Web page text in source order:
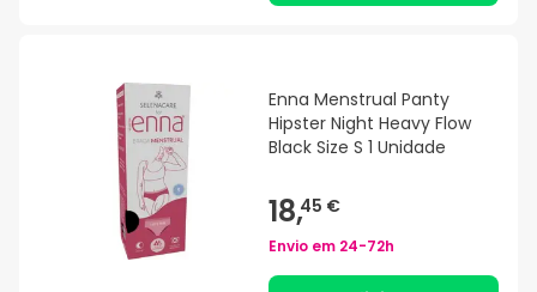
Enna Menstrual Panty
Hipster Night Heavy Flow
Black Size S 1 Unidade
18,45 €
Envio em 24-72h